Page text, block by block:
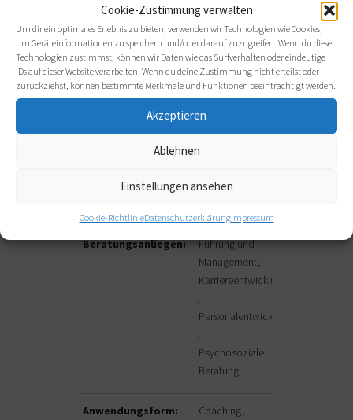
Cookie-Zustimmung verwalten
Um dir ein optimales Erlebnis zu bieten, verwenden wir Technologien wie Cookies,
um Geräteinformationen zu speichern und/oder darauf zuzugreifen. Wenn du diesen
Technologien zustimmst, können wir Daten wie das Surfverhalten oder eindeutige
IDs auf dieser Website verarbeiten. Wenn du deine Zustimmung nicht erteilst oder
zurückziehst, können bestimmte Merkmale und Funktionen beeinträchtigt werden.
Akzeptieren
Ablehnen
Einstellungen ansehen
Cookie-RichtlinieDatenschutzerklärungImpressum
BRANCHEN,
BERATUNGSANLIEGEN,
ANWENDUNGSFORMEN
Gesundheitswesen
Öffentliche
Senioren und
Beratungsanliegen:
Führung und
Management
Karriereentwicklung
Personalentwicklung
Psychosoziale
Beratung
Anwendungsform:
Coaching